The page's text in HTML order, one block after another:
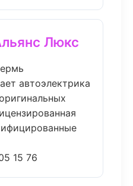
Люкс
автоэлектрика
15 76